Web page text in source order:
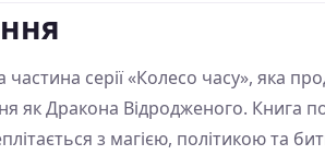
серії «Колесо часу», яка
як Дракона Відродженого. Книга
з магією, політикою та